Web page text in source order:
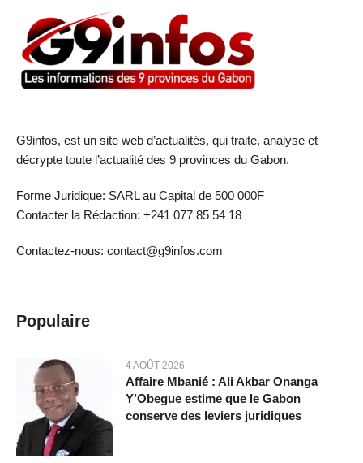
G9infos, est un site web d’actualités, qui traite, analyse et
décrypte toute l’actualité des 9 provinces du Gabon.
Forme Juridique: SARL au Capital de 500 000F
Contacter la Rédaction: +241 077 85 54 18
Contactez-nous: contact@g9infos.com
Populaire
4 AOÛT 2026
Affaire Mbanié : Ali Akbar Onanga
Y’Obegue estime que le Gabon
conserve des leviers juridiques